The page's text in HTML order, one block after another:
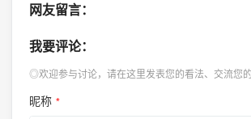
网友留言：
我要评论：
◎欢迎参与讨论，请在这里发表您的看法、交流您的
昵称 *